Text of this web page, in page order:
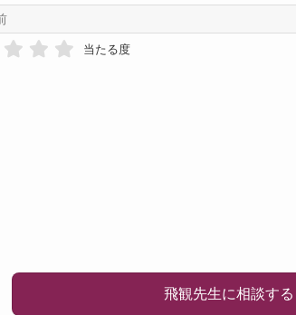
当たる度
飛観先生に相談する